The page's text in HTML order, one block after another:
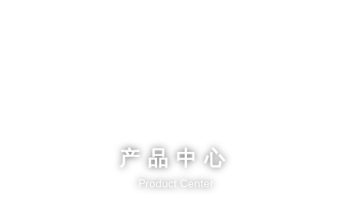
产品中心
Product Center